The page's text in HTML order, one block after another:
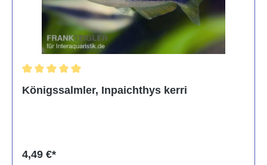
Königssalmler, Inpaichthys kerri
4,49 €*